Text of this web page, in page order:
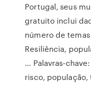
Portugal, seus
gratuito inclui
número de
Resiliência,
... Palavras-
risco, população,